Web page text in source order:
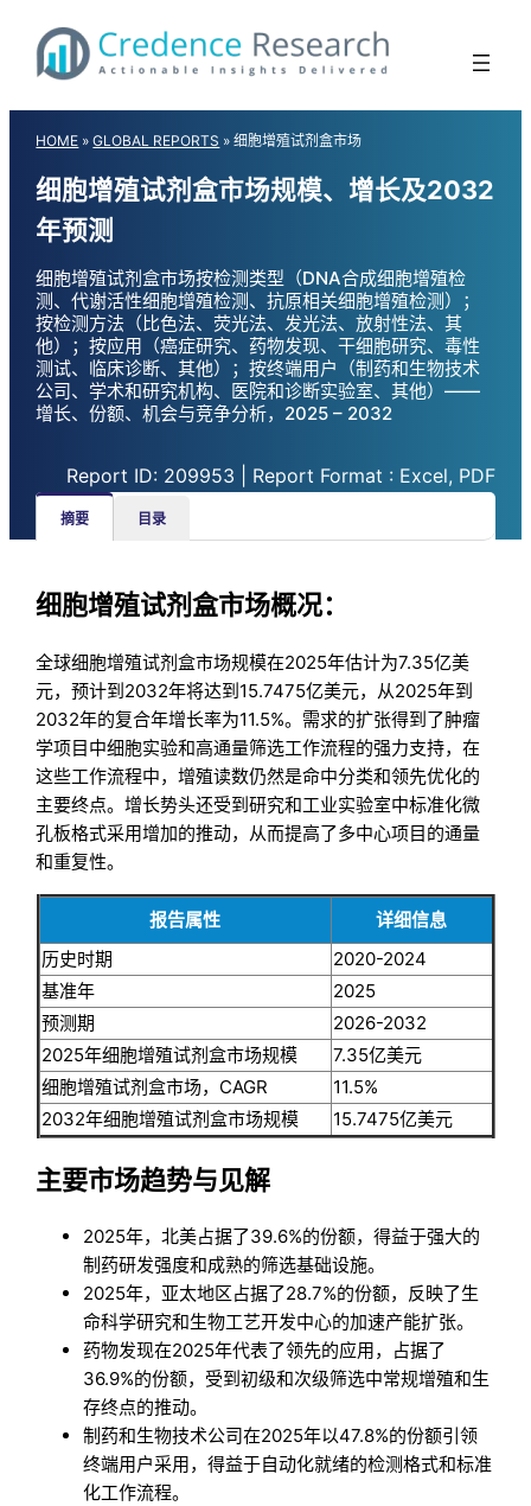
content
HOME »GLOBAL REPORTS »细胞增殖试剂盒市场
细胞增殖试剂盒市场规模、增长及2032
年预测
细胞增殖试剂盒市场按检测类型（DNA合成细胞增殖检
测、代谢活性细胞增殖检测、抗原相关细胞增殖检测）；
按检测方法（比色法、荧光法、发光法、放射性法、其
他）；按应用（癌症研究、药物发现、干细胞研究、毒性
测试、临床诊断、其他）；按终端用户（制药和生物技术
公司、学术和研究机构、医院和诊断实验室、其他）——
增长、份额、机会与竞争分析，2025 – 2032
Report ID: 209953 | Report Format : Excel, PDF
摘要 目录
细胞增殖试剂盒市场概况：
全球细胞增殖试剂盒市场规模在2025年估计为7.35亿美
元，预计到2032年将达到15.7475亿美元，从2025年到
2032年的复合年增长率为11.5%。需求的扩张得到了肿瘤
学项目中细胞实验和高通量筛选工作流程的强力支持，在
这些工作流程中，增殖读数仍然是命中分类和领先优化的
主要终点。增长势头还受到研究和工业实验室中标准化微
孔板格式采用增加的推动，从而提高了多中心项目的通量
和重复性。
报告属性
详细信息
历史时期
2020-2024
基准年
2025
预测期
2026-2032
2025年细胞增殖试剂盒市场规模
7.35亿美元
细胞增殖试剂盒市场，CAGR
11.5%
2032年细胞增殖试剂盒市场规模
15.7475亿美元
主要市场趋势与见解
2025年，北美占据了39.6%的份额，得益于强大的
制药研发强度和成熟的筛选基础设施。
2025年，亚太地区占据了28.7%的份额，反映了生
命科学研究和生物工艺开发中心的加速产能扩张。
药物发现在2025年代表了领先的应用，占据了
36.9%的份额，受到初级和次级筛选中常规增殖和生
存终点的推动。
制药和生物技术公司在2025年以47.8%的份额引领
终端用户采用，得益于自动化就绪的检测格式和标准
化工作流程。